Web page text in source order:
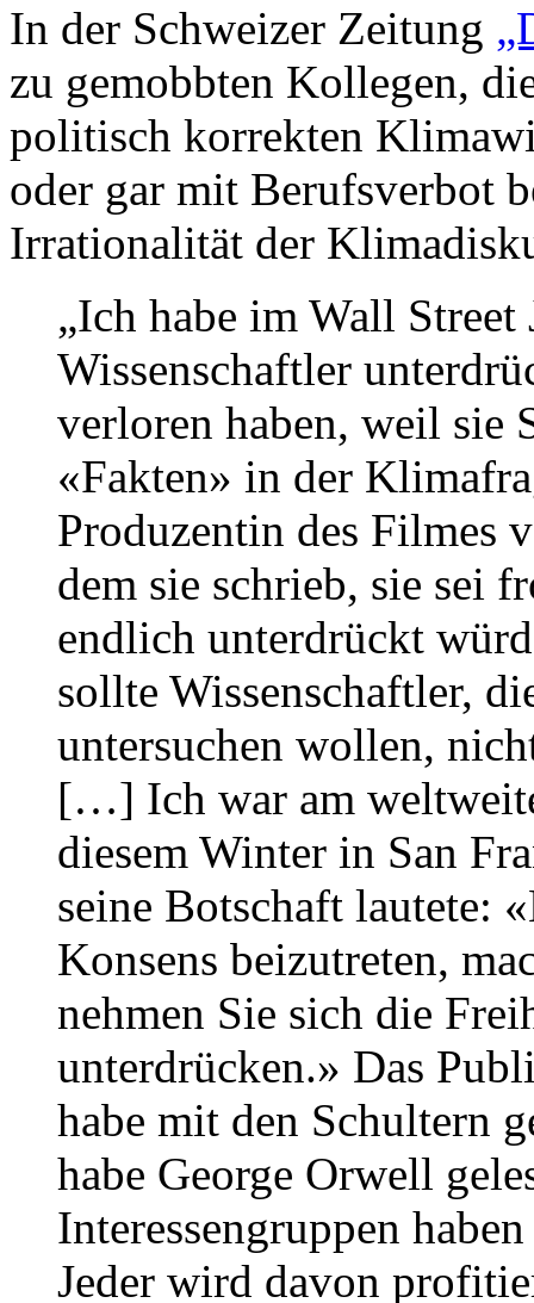
In der Schweizer Zeitung
zu gemobbten Kollegen,
politisch korrekten
oder gar mit Berufsverbot
Irrationalität der
„Ich habe im Wall Street
Wissenschaftler
verloren haben, weil sie
«Fakten» in der
Produzentin des Filmes
dem sie schrieb, sie sei
endlich unterdrückt
sollte Wissenschaftler,
untersuchen wollen,
[…] Ich war am
diesem Winter in San
seine Botschaft lautete:
Konsens beizutreten,
nehmen Sie sich die
unterdrücken.» Das
habe mit den Schultern
habe George Orwell
Interessengruppen
Jeder wird davon